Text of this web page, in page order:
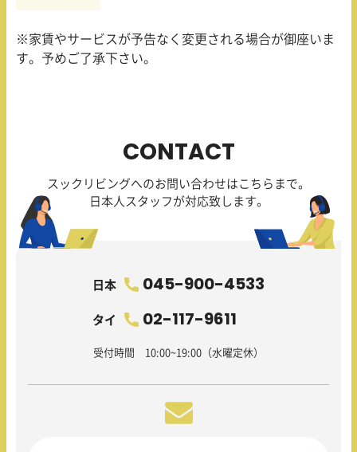
※家賃やサービスが予告なく変更される場合が御座いま
す。予めご了承下さい。
CONTACT
スックリビングへのお問い合わせはこちらまで。
日本人スタッフが対応致します。
日本 045-900-4533
タイ 02-117-9611
受付時間 10:00~19:00（水曜定休）